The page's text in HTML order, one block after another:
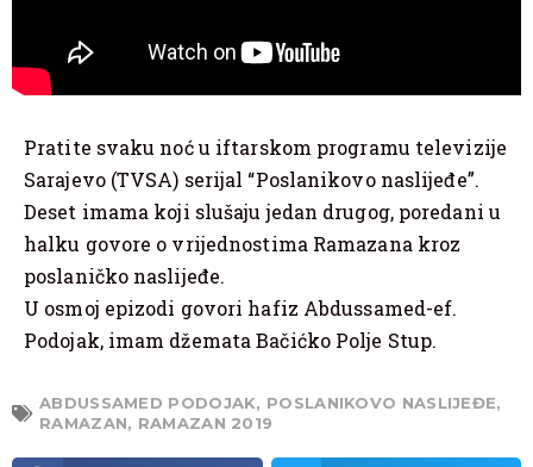
Pratite svaku noć u iftarskom programu televizije
Sarajevo (TVSA) serijal “Poslanikovo naslijeđe”.
Deset imama koji slušaju jedan drugog, poredani u
halku govore o vrijednostima Ramazana kroz
poslaničko naslijeđe.
U osmoj epizodi govori hafiz Abdussamed-ef.
Podojak, imam džemata Bačićko Polje Stup.
ABDUSSAMED PODOJAK, POSLANIKOVO NASLIJEĐE,
RAMAZAN, RAMAZAN 2019